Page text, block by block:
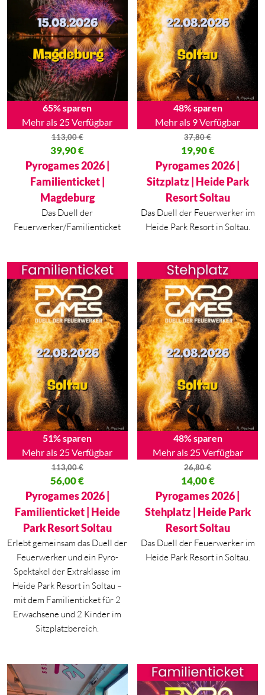
65% sparen
Mehr als 25 Verfügbar
113,00€
Ursprünglicher Preis war: 113,00 €
39,90€
Aktueller Preis ist: 39,90 €.
Pyrogames 2026 |
Familienticket |
Magdeburg
Das Duell der
Feuerwerker/Familienticket
48% sparen
Mehr als 9 Verfügbar
37,80€
Ursprünglicher Preis war:
19,90€
Aktueller Preis ist: 19,90 €.
Pyrogames 2026 |
Sitzplatz | Heide Park
Resort Soltau
Das Duell der Feuerwerker im
Heide Park Resort in Soltau.
51% sparen
Mehr als 25 Verfügbar
113,00€
Ursprünglicher Preis war: 113,00 €
56,00€
Aktueller Preis ist: 56,00 €.
Pyrogames 2026 |
Familienticket | Heide
Park Resort Soltau
Erlebt gemeinsam das Duell der
Feuerwerker und ein Pyro-
Spektakel der Extraklasse im
Heide Park Resort in Soltau –
mit dem Familienticket für 2
Erwachsene und 2 Kinder im
Sitzplatzbereich.
48% sparen
Mehr als 25 Verfügbar
26,80€
Ursprünglicher Preis war:
14,00€
Aktueller Preis ist: 14,00 €.
Pyrogames 2026 |
Stehplatz | Heide Park
Resort Soltau
Das Duell der Feuerwerker im
Heide Park Resort in Soltau.